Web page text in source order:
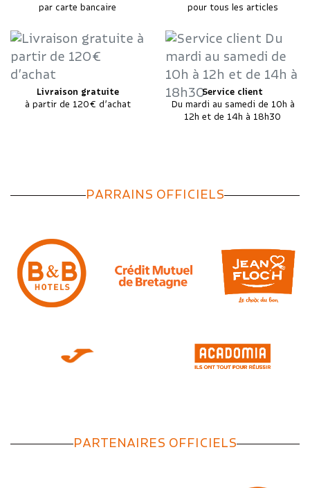
par carte bancaire
pour tous les articles
Livraison gratuite
à partir de 120€ d’achat
Service client
Du mardi au samedi de 10h à
12h et de 14h à 18h30
PARRAINS OFFICIELS
PARTENAIRES OFFICIELS